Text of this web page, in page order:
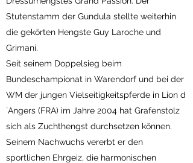
Stutenstamm der Gundula stellte weiterhin
die gekörten Hengste Guy Laroche und
Grimani.
Seit seinem Doppelsieg beim
Bundeschampionat in Warendorf und bei der
WM der jungen Vielseitigkeitspferde in Lion d
´Angers (FRA) im Jahre 2004 hat Grafenstolz
sich als Zuchthengst durchsetzen können.
Seinem Nachwuchs vererbt er den
sportlichen Ehrgeiz, die harmonischen